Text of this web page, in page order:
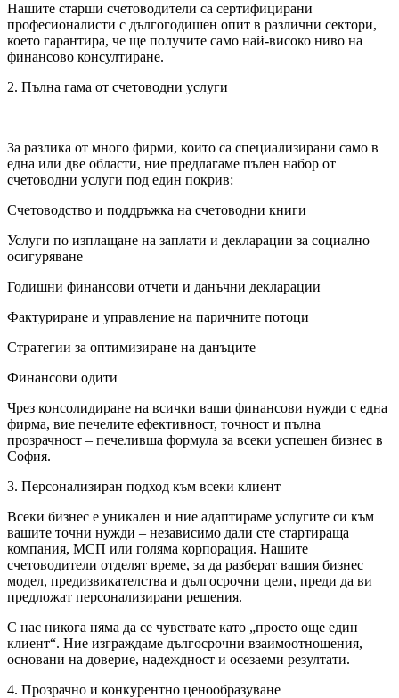
Нашите старши счетоводители са сертифицирани
професионалисти с дългогодишен опит в различни сектори,
което гарантира, че ще получите само най-високо ниво на
финансово консултиране.
2. Пълна гама от счетоводни услуги
За разлика от много фирми, които са специализирани само в
една или две области, ние предлагаме пълен набор от
счетоводни услуги под един покрив:
Счетоводство и поддръжка на счетоводни книги
Услуги по изплащане на заплати и декларации за социално
осигуряване
Годишни финансови отчети и данъчни декларации
Фактуриране и управление на паричните потоци
Стратегии за оптимизиране на данъците
Финансови одити
Чрез консолидиране на всички ваши финансови нужди с една
фирма, вие печелите ефективност, точност и пълна
прозрачност – печеливша формула за всеки успешен бизнес в
София.
3. Персонализиран подход към всеки клиент
Всеки бизнес е уникален и ние адаптираме услугите си към
вашите точни нужди – независимо дали сте стартираща
компания, МСП или голяма корпорация. Нашите
счетоводители отделят време, за да разберат вашия бизнес
модел, предизвикателства и дългосрочни цели, преди да ви
предложат персонализирани решения.
С нас никога няма да се чувствате като „просто още един
клиент“. Ние изграждаме дългосрочни взаимоотношения,
основани на доверие, надеждност и осезаеми резултати.
4. Прозрачно и конкурентно ценообразуване